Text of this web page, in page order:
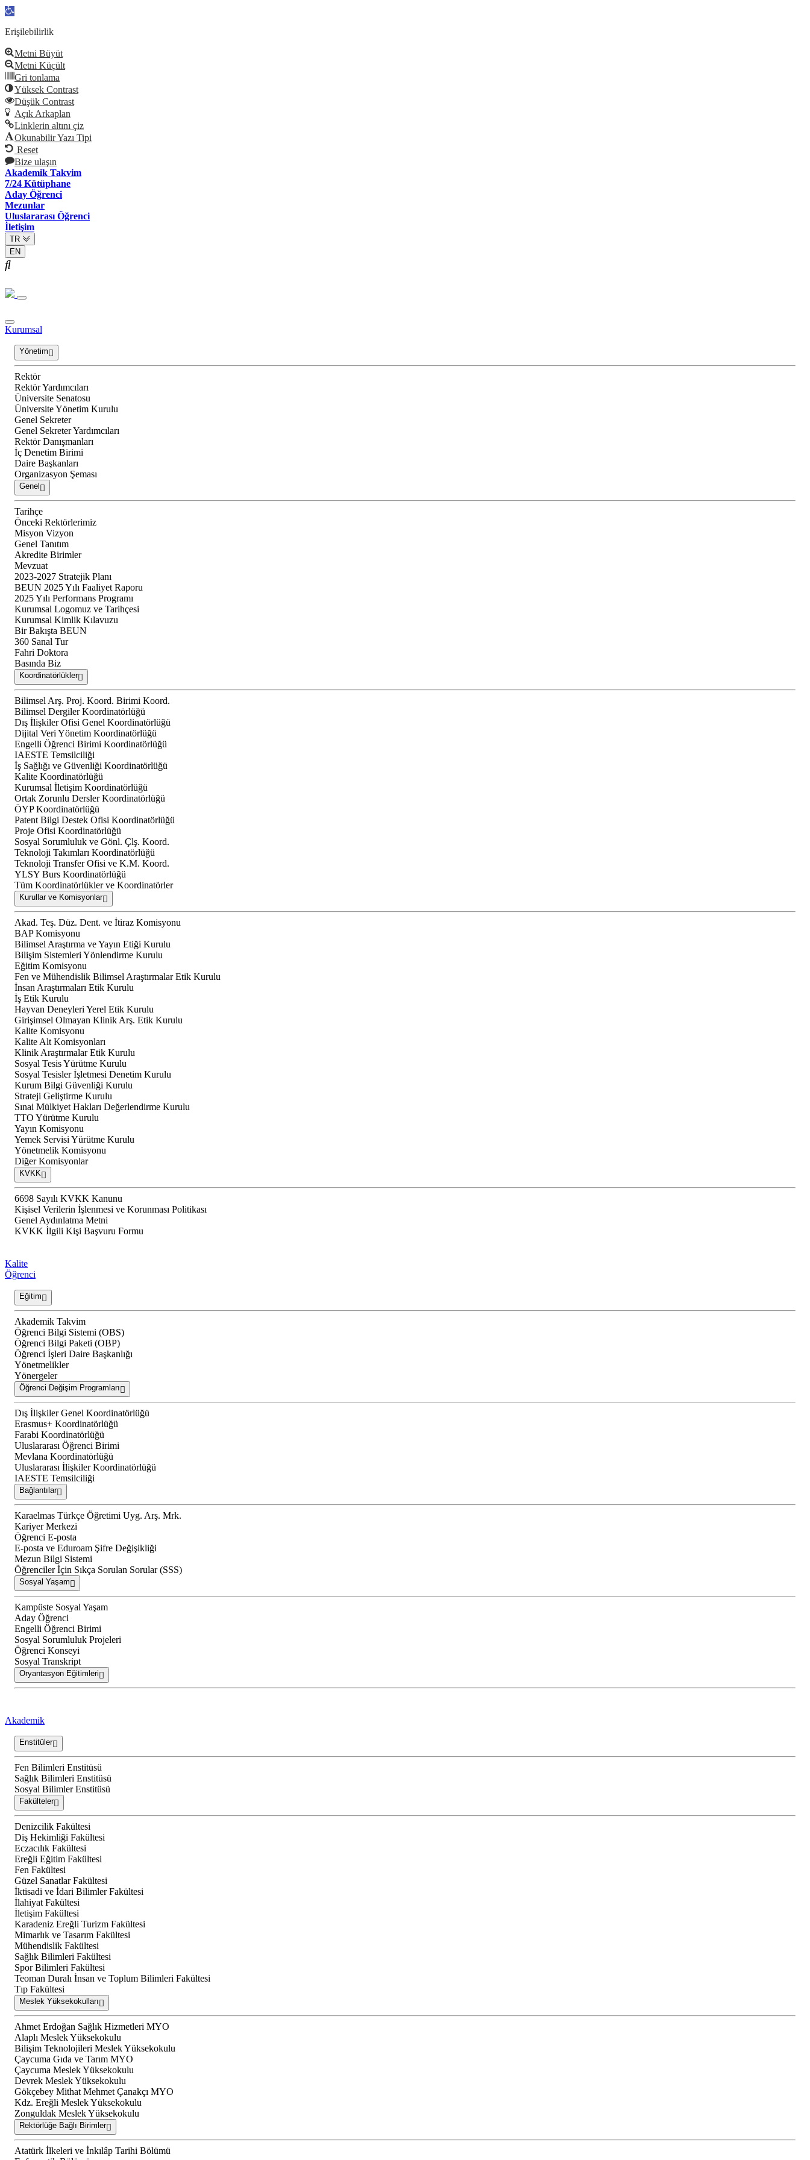
Open
Erişilebilirlik
Metni Büyüt
Metni Küçült
Gri tonlama
Yüksek Contrast
Düşük Contrast
Açık Arkaplan
Linklerin altını çiz
Okunabilir Yazı Tipi
Reset
Bize ulaşın
Akademik Takvim
7/24 Kütüphane
Aday Öğrenci
Mezunlar
Uluslararası Öğrenci
İletişim
TR
EN
Kurumsal
Yönetim
Rektör
Rektör Yardımcıları
Üniversite Senatosu
Üniversite Yönetim Kurulu
Genel Sekreter
Genel Sekreter Yardımcıları
Rektör Danışmanları
İç Denetim Birimi
Daire Başkanları
Organizasyon Şeması
Genel
Tarihçe
Önceki Rektörlerimiz
Misyon Vizyon
Genel Tanıtım
Akredite Birimler
Mevzuat
2023-2027 Stratejik Planı
BEUN 2025 Yılı Faaliyet Raporu
2025 Yılı Performans Programı
Kurumsal Logomuz ve Tarihçesi
Kurumsal Kimlik Kılavuzu
Bir Bakışta BEUN
360 Sanal Tur
Fahri Doktora
Basında Biz
Koordinatörlükler
Bilimsel Arş. Proj. Koord. Birimi Koord.
Bilimsel Dergiler Koordinatörlüğü
Dış İlişkiler Ofisi Genel Koordinatörlüğü
Dijital Veri Yönetim Koordinatörlüğü
Engelli Öğrenci Birimi Koordinatörlüğü
IAESTE Temsilciliği
İş Sağlığı ve Güvenliği Koordinatörlüğü
Kalite Koordinatörlüğü
Kurumsal İletişim Koordinatörlüğü
Ortak Zorunlu Dersler Koordinatörlüğü
ÖYP Koordinatörlüğü
Patent Bilgi Destek Ofisi Koordinatörlüğü
Proje Ofisi Koordinatörlüğü
Sosyal Sorumluluk ve Gönl. Çlş. Koord.
Teknoloji Takımları Koordinatörlüğü
Teknoloji Transfer Ofisi ve K.M. Koord.
YLSY Burs Koordinatörlüğü
Tüm Koordinatörlükler ve Koordinatörler
Kurullar ve Komisyonlar
Akad. Teş. Düz. Dent. ve İtiraz Komisyonu
BAP Komisyonu
Bilimsel Araştırma ve Yayın Etiği Kurulu
Bilişim Sistemleri Yönlendirme Kurulu
Eğitim Komisyonu
Fen ve Mühendislik Bilimsel Araştırmalar Etik Kurulu
İnsan Araştırmaları Etik Kurulu
İş Etik Kurulu
Hayvan Deneyleri Yerel Etik Kurulu
Girişimsel Olmayan Klinik Arş. Etik Kurulu
Kalite Komisyonu
Kalite Alt Komisyonları
Klinik Araştırmalar Etik Kurulu
Sosyal Tesis Yürütme Kurulu
Sosyal Tesisler İşletmesi Denetim Kurulu
Kurum Bilgi Güvenliği Kurulu
Strateji Geliştirme Kurulu
Sınai Mülkiyet Hakları Değerlendirme Kurulu
TTO Yürütme Kurulu
Yayın Komisyonu
Yemek Servisi Yürütme Kurulu
Yönetmelik Komisyonu
Diğer Komisyonlar
KVKK
6698 Sayılı KVKK Kanunu
Kişisel Verilerin İşlenmesi ve Korunması Politikası
Genel Aydınlatma Metni
KVKK İlgili Kişi Başvuru Formu
Kalite
Öğrenci
Eğitim
Akademik Takvim
Öğrenci Bilgi Sistemi (OBS)
Öğrenci Bilgi Paketi (OBP)
Öğrenci İşleri Daire Başkanlığı
Yönetmelikler
Yönergeler
Öğrenci Değişim Programları
Dış İlişkiler Genel Koordinatörlüğü
Erasmus+ Koordinatörlüğü
Farabi Koordinatörlüğü
Uluslararası Öğrenci Birimi
Mevlana Koordinatörlüğü
Uluslararası İlişkiler Koordinatörlüğü
IAESTE Temsilciliği
Bağlantılar
Karaelmas Türkçe Öğretimi Uyg. Arş. Mrk.
Kariyer Merkezi
Öğrenci E-posta
E-posta ve Eduroam Şifre Değişikliği
Mezun Bilgi Sistemi
Öğrenciler İçin Sıkça Sorulan Sorular (SSS)
Sosyal Yaşam
Kampüste Sosyal Yaşam
Aday Öğrenci
Engelli Öğrenci Birimi
Sosyal Sorumluluk Projeleri
Öğrenci Konseyi
Sosyal Transkript
Oryantasyon Eğitimleri
Akademik
Enstitüler
Fen Bilimleri Enstitüsü
Sağlık Bilimleri Enstitüsü
Sosyal Bilimler Enstitüsü
Fakülteler
Denizcilik Fakültesi
Diş Hekimliği Fakültesi
Eczacılık Fakültesi
Ereğli Eğitim Fakültesi
Fen Fakültesi
Güzel Sanatlar Fakültesi
İktisadi ve İdari Bilimler Fakültesi
İlahiyat Fakültesi
İletişim Fakültesi
Karadeniz Ereğli Turizm Fakültesi
Mimarlık ve Tasarım Fakültesi
Mühendislik Fakültesi
Sağlık Bilimleri Fakültesi
Spor Bilimleri Fakültesi
Teoman Duralı İnsan ve Toplum Bilimleri Fakültesi
Tıp Fakültesi
Meslek Yüksekokulları
Ahmet Erdoğan Sağlık Hizmetleri MYO
Alaplı Meslek Yüksekokulu
Bilişim Teknolojileri Meslek Yüksekokulu
Çaycuma Gıda ve Tarım MYO
Çaycuma Meslek Yüksekokulu
Devrek Meslek Yüksekokulu
Gökçebey Mithat Mehmet Çanakçı MYO
Kdz. Ereğli Meslek Yüksekokulu
Zonguldak Meslek Yüksekokulu
Rektörlüğe Bağlı Birimler
Atatürk İlkeleri ve İnkılâp Tarihi Bölümü